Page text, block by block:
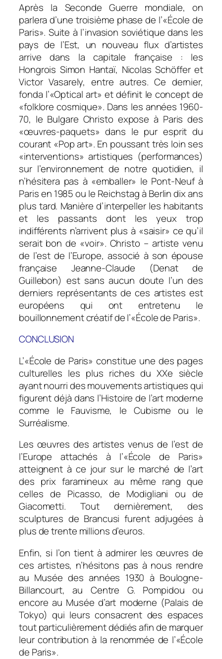
Après la Seconde Guerre mondiale, on
parlera d’une troisième phase de l’«École de
Paris». Suite à l’invasion soviétique dans les
pays de l’Est, un nouveau flux d’artistes
arrive dans la capitale française : les
Hongrois Simon Hantaï, Nicolas Schöffer et
Victor Vasarely, entre autres. Ce dernier,
fonda l’«Optical art» et définit le concept de
«folklore cosmique». Dans les années 1960-
70, le Bulgare Christo expose à Paris des
«œuvres-paquets» dans le pur esprit du
courant «Pop art». En poussant très loin ses
«interventions» artistiques (performances)
sur l’environnement de notre quotidien, il
n’hésitera pas à «emballer» le Pont-Neuf à
Paris en 1985 ou le Reichstag à Berlin dix ans
plus tard. Manière d’interpeller les habitants
et les passants dont les yeux trop
indifférents n’arrivent plus à «saisir» ce qu’il
serait bon de «voir». Christo – artiste venu
de l’est de l’Europe, associé à son épouse
française Jeanne-Claude (Denat de
Guillebon) est sans aucun doute l’un des
derniers représentants de ces artistes est
européens qui ont entretenu le
bouillonnement créatif de l’«École de Paris».
CONCLUSION
L’«École de Paris» constitue une des pages
culturelles les plus riches du XXe siècle
ayant nourri des mouvements artistiques qui
figurent déjà dans l’Histoire de l’art moderne
comme le Fauvisme, le Cubisme ou le
Surréalisme.
Les œuvres des artistes venus de l’est de
l’Europe attachés à l’«École de Paris»
atteignent à ce jour sur le marché de l’art
des prix faramineux au même rang que
celles de Picasso, de Modigliani ou de
Giacometti. Tout dernièrement, des
sculptures de Brancusi furent adjugées à
plus de trente millions d’euros.
Enfin, si l’on tient à admirer les œuvres de
ces artistes, n’hésitons pas à nous rendre
au Musée des années 1930 à Boulogne-
Billancourt, au Centre G. Pompidou ou
encore au Musée d’art moderne (Palais de
Tokyo) qui leurs consacrent des espaces
tout particulièrement dédiés afin de marquer
leur contribution à la renommée de l’«École
de Paris».